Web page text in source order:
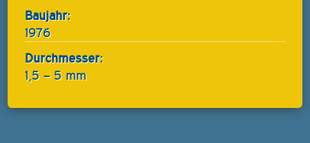
Baujahr:
1976
Durchmesser:
1,5 – 5 mm